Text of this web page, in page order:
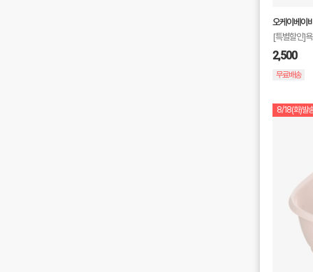
오케이베이
[특별할인]
2,500
무료배송
8/18(화)발